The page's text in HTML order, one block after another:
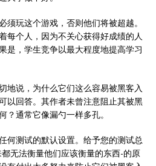
须玩这个游戏，否则他们将被超越。
每个人，因为不关心获得好成绩的人
是，学生竞争以最大程度地提高学习
地说，为什么它们这么容易被黑客入
以回答。其作者未曾注意阻止其被黑
？通常它像漏勺一样多孔。
何测试的默认设置。给予您的测试总
无法衡量他们应该衡量的东西-的原